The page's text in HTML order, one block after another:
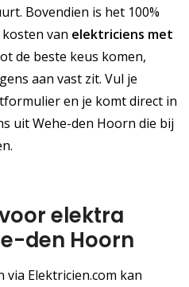
Bovendien is het 100%
van elektriciens met
de beste keus komen,
aan vast zit. Vul je
en je komt direct in
uit Wehe-den Hoorn die bij
elektra
den Hoorn
via Elektricien.com kan